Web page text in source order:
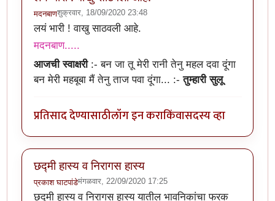
मदनबाणशुक्रवार, 18/09/2020 23:48
लयं भारी ! वाखु साठवली आहे.
मदनबाण.....
आजची स्वाक्षरी:-बन जा तू मेरी रानी तेनु महल दवा दूंगा
बन मेरी महबूबा मैं तेनु ताज पवा दूंगा... :-तुम्हारी सुलू
प्रतिसाद देण्यासाठीलॉग इन कराकिंवासदस्य व्हा
छद्मी हास्य व निरागस हास्य
प्रकाश घाटपांडेमंगळवार, 22/09/2020 17:25
छद्मी हास्य व निरागस हास्य यातील भावनिकांचा फरक